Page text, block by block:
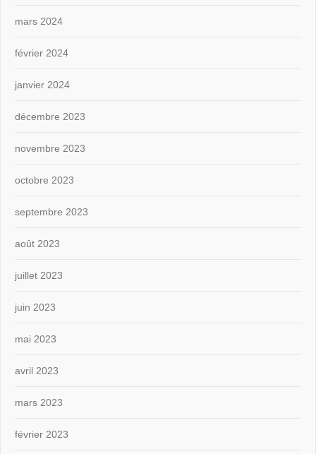
mars 2024
février 2024
janvier 2024
décembre 2023
novembre 2023
octobre 2023
septembre 2023
août 2023
juillet 2023
juin 2023
mai 2023
avril 2023
mars 2023
février 2023